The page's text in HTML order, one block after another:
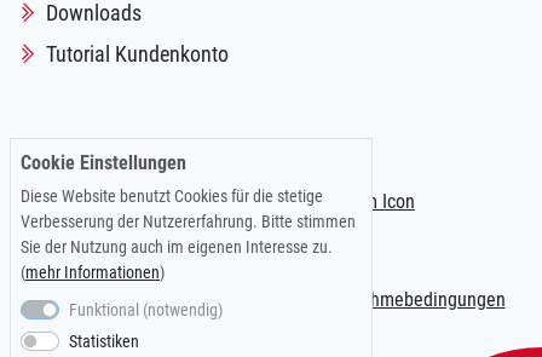
Downloads
Tutorial Kundenkonto
Impressum |Datenschutzerklärung Teilnahmebedingungen
Cookie Einstellungen
Diese Website benutzt Cookies für die stetige
Verbesserung der Nutzererfahrung. Bitte stimmen
Sie der Nutzung auch im eigenen Interesse zu.
(mehr Informationen)
Funktional (notwendig)
Statistiken